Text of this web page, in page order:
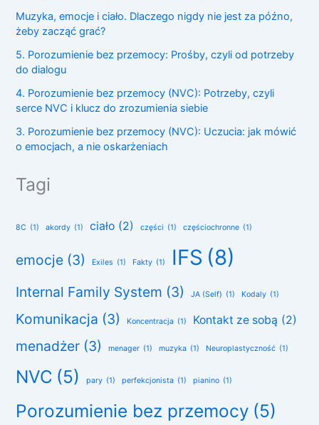
Muzyka, emocje i ciało. Dlaczego nigdy nie jest za późno,
żeby zacząć grać?
5. Porozumienie bez przemocy: Prośby, czyli od potrzeby
do dialogu
4. Porozumienie bez przemocy (NVC): Potrzeby, czyli
serce NVC i klucz do zrozumienia siebie
3. Porozumienie bez przemocy (NVC): Uczucia: jak mówić
o emocjach, a nie oskarżeniach
Tagi
8C (1) akordy (1) ciało (2) części (1) częściochronne (1)
emocje (3) Exiles (1) Fakty (1) IFS (8)
Internal Family System (3) JA (Self) (1) Kodaly (1)
Komunikacja (3) Koncentracja (1) Kontakt ze sobą (2)
menadżer (3) menager (1) muzyka (1) Neuroplastyczność (1)
NVC (5) pary (1) perfekcjonista (1) pianino (1)
Porozumienie bez przemocy (5)